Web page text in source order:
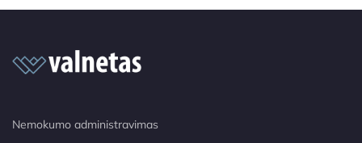
Nemokumo administravimas